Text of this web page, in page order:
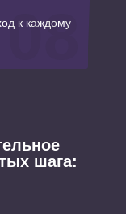
08
к каждому
шага: